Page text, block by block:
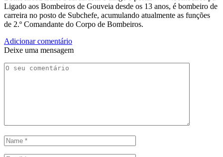
Ligado aos Bombeiros de Gouveia desde os 13 anos, é bombeiro de
carreira no posto de Subchefe, acumulando atualmente as funções
de 2.º Comandante do Corpo de Bombeiros.
Adicionar comentário
Deixe uma mensagem